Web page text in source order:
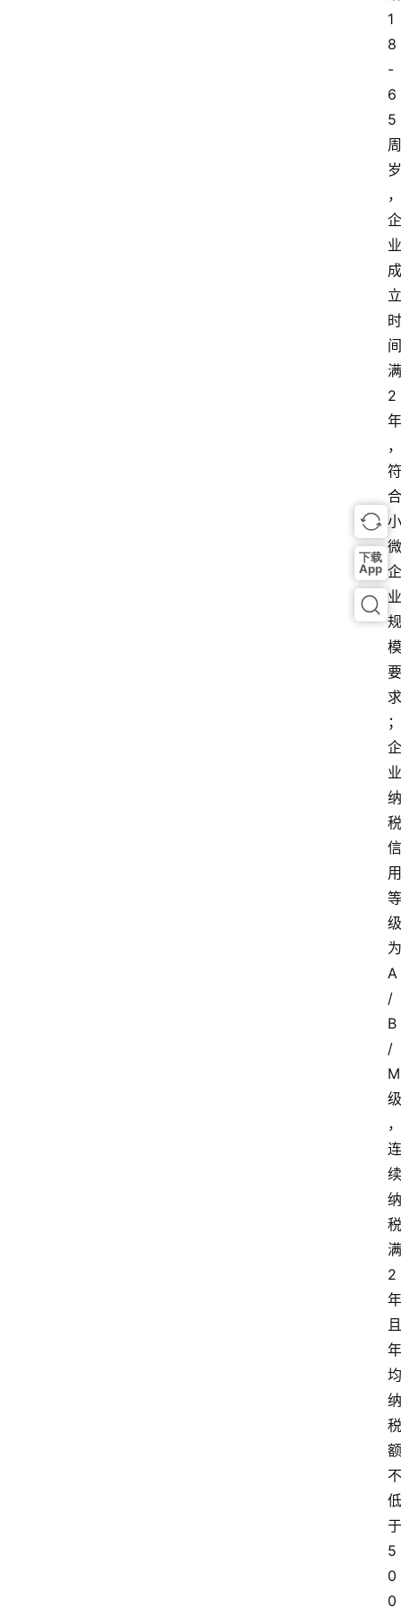
1
8
-
6
5
周
岁
，
企
业
成
立
时
间
满
2
年
，
符
合
小
微
企
业
规
模
要
求
；
企
业
纳
税
信
用
等
级
为
A
/
B
/
M
级
，
连
续
纳
税
满
2
年
且
年
均
纳
税
额
不
低
于
5
0
0
下载
App